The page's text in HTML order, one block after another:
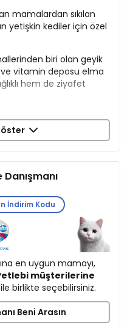
mamalardan sıkılan
yetişkin kediler için özel
biri olan geyik
vitamin deposu elma
hem de ziyafet
kaynağı)
İndirim Kodu
en uygun mamayı,
müşterilerine
ile birlikte seçebilirsiniz.
Beni Arasın